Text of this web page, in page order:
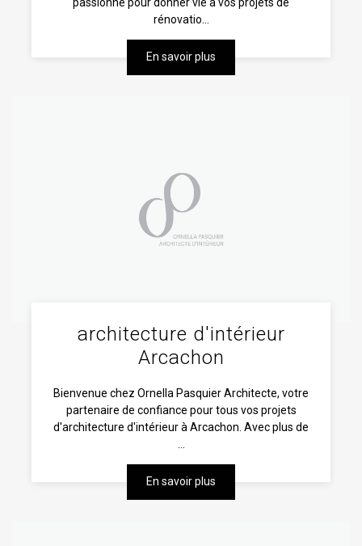
passionné pour donner vie à vos projets de
rénovatio...
En savoir plus
architecture d'intérieur
Arcachon
Bienvenue chez Ornella Pasquier Architecte, votre
partenaire de confiance pour tous vos projets
d'architecture d'intérieur à Arcachon. Avec plus de
En savoir plus